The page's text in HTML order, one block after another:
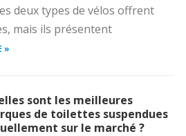
deux types de vélos offrent
mais ils présentent
»
sont les meilleures
de toilettes suspendues
sur le marché ?